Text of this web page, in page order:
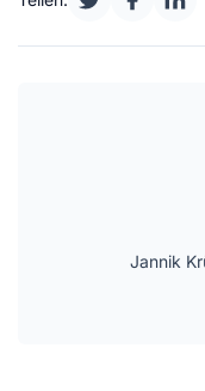
Jannik